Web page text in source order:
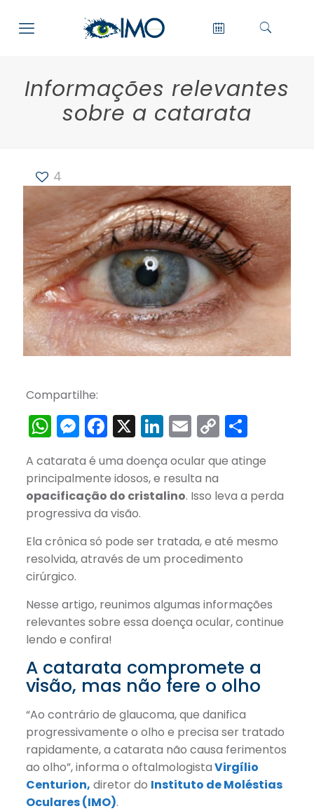
Informações relevantes
sobre a catarata
4
Compartilhe:
WhatsApp
Messenger
Facebook
X LinkedIn
Email
Copy
Link
Share
A catarata é uma doença ocular que atinge
principalmente idosos, e resulta na
opacificação do cristalino. Isso leva a perda
progressiva da visão.
Ela crônica só pode ser tratada, e até mesmo
resolvida, através de um procedimento
cirúrgico.
Nesse artigo, reunimos algumas informações
relevantes sobre essa doença ocular, continue
lendo e confira!
A catarata compromete a
visão, mas não fere o olho
“Ao contrário de glaucoma, que danifica
progressivamente o olho e precisa ser tratado
rapidamente, a catarata não causa ferimentos
ao olho”, informa o oftalmologistaVirgílio
Centurion, diretor do Instituto de Moléstias
Oculares (IMO).